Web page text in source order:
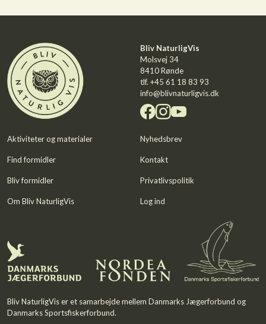
Bliv NaturligVis
Molsvej 34
8410 Rønde
tlf. +45 61 18 83 93
info@blivnaturligvis.dk
Aktiviteter og materialer Nyhedsbrev
Find formidler Kontakt
Bliv formidler Privatlivspolitik
Om Bliv NaturligVis Log ind
Bliv NaturligVis er et samarbejde mellem Danmarks Jægerforbund og
Danmarks Sportsfiskerforbund.